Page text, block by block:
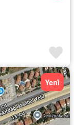
Yeni̇